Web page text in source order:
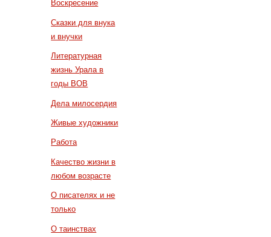
Воскресение
Сказки для внука
и внучки
Литературная
жизнь Урала в
годы ВОВ
Дела милосердия
Живые художники
Работа
Качество жизни в
любом возрасте
О писателях и не
только
О таинствах